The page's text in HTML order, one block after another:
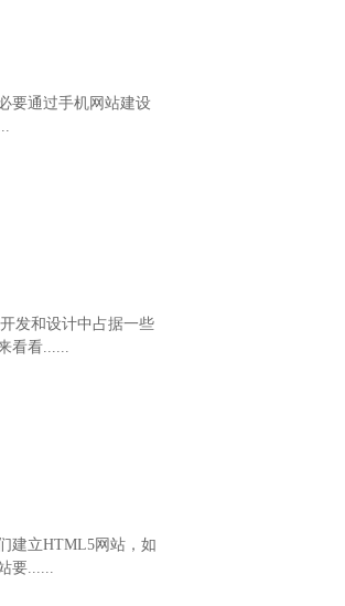
要通过手机网站建设
发和设计中占据一些
看看......
建立HTML5网站，如
要......